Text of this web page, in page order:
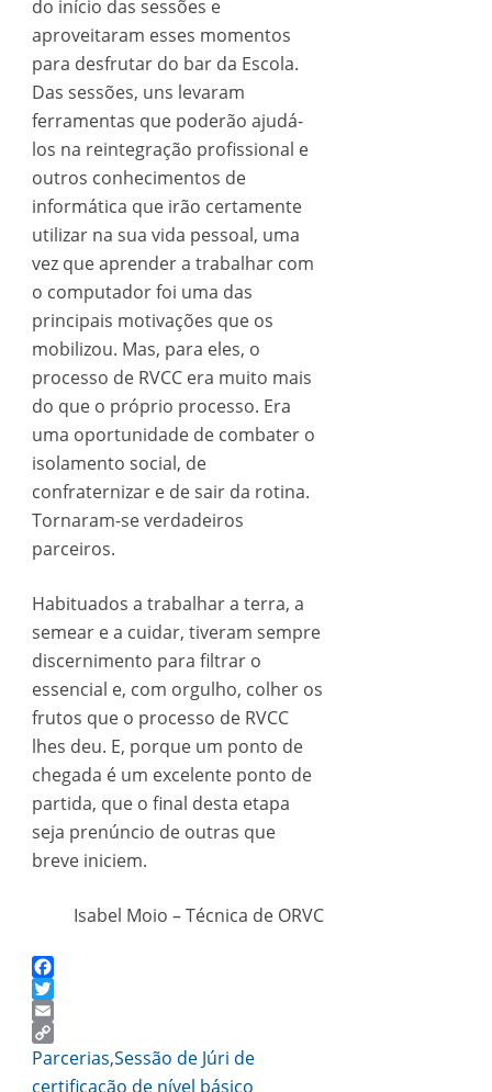
do início das sessões e
aproveitaram esses momentos
para desfrutar do bar da Escola.
Das sessões, uns levaram
ferramentas que poderão ajudá-
los na reintegração profissional e
outros conhecimentos de
informática que irão certamente
utilizar na sua vida pessoal, uma
vez que aprender a trabalhar com
o computador foi uma das
principais motivações que os
mobilizou. Mas, para eles, o
processo de RVCC era muito mais
do que o próprio processo. Era
uma oportunidade de combater o
isolamento social, de
confraternizar e de sair da rotina.
Tornaram-se verdadeiros
parceiros.
Habituados a trabalhar a terra, a
semear e a cuidar, tiveram sempre
discernimento para filtrar o
essencial e, com orgulho, colher os
frutos que o processo de RVCC
lhes deu. E, porque um ponto de
chegada é um excelente ponto de
partida, que o final desta etapa
seja prenúncio de outras que
breve iniciem.
Isabel Moio – Técnica de ORVC
Facebook
Twitter
Email
Copy
Link
Parcerias,Sessão de Júri de
certificação de nível básico